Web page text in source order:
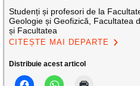
Studenți și profesori de la
Geologie și Geofizică, Facultatea
și Facultatea
CITEȘTE MAI DEPARTE
Distribuie acest articol